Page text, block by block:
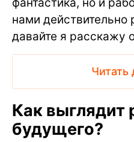
нами действительно
давайте я расскажу
Читать
Как выглядит
будущего?